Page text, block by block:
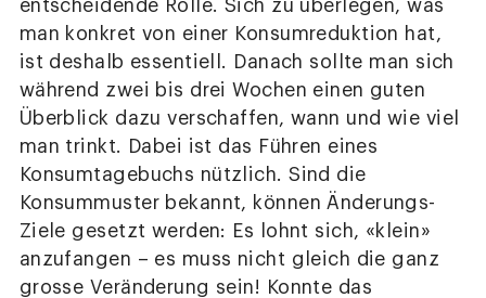
entscheidende Rolle. Sich zu überlegen, was
man konkret von einer Konsumreduktion hat,
ist deshalb essentiell. Danach sollte man sich
während zwei bis drei Wochen einen guten
Überblick dazu verschaffen, wann und wie viel
man trinkt. Dabei ist das Führen eines
Konsumtagebuchs nützlich. Sind die
Konsummuster bekannt, können Änderungs-
Ziele gesetzt werden: Es lohnt sich, «klein»
anzufangen – es muss nicht gleich die ganz
grosse Veränderung sein! Konnte das